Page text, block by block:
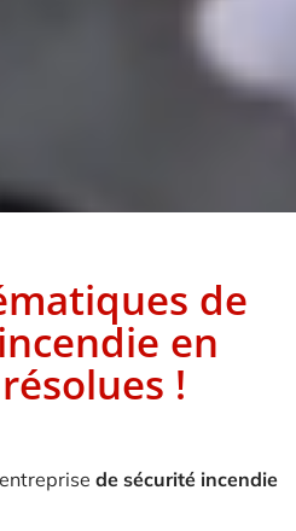
de
en
résolues !
de sécurité incendie